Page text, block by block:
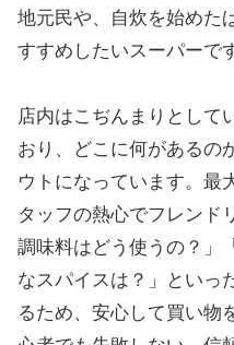
地元民や、自炊を始めた
すすめしたいスーパーで
店内はこぢんまりとして
おり、どこに何があるの
ウトになっています。最
タッフの熱心でフレンド
調味料はどう使うの？」
なスパイスは？」といっ
るため、安心して買い物